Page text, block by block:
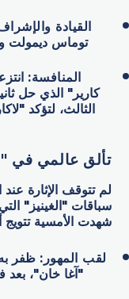
القيادة
توماس ديمولت
المنافسة:
كارير" الذي حل
الثالث، لتؤكد
تألق عالمي في
لم تتوقف الإثارة
سباقات "الغينيز"
شهدت الأمسية تتويج
لقب المهور : ظفر